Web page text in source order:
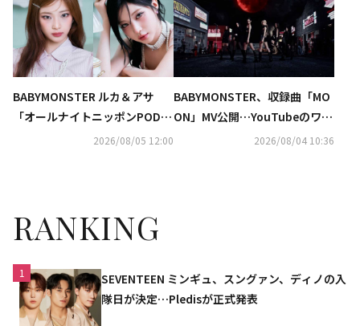
BABYMONSTER ルカ＆アサ
「オールナイトニッポンPODC
AST」9月のパーソナリティー
2026/08/05 12:00
BABYMONSTER、収録曲「MO
ON」MV公開…YouTubeのワー
ルドワイドトレンドで1位に！
2026/08/04 10:36
RANKING
1
SEVENTEEN ミンギュ、スングァン、ディノの入
隊日が決定…Pledisが正式発表